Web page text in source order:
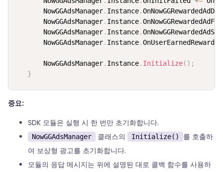
       NowGGAdsManager
. Instance.
       NowGGAdsManager
. Instance.
       NowGGAdsManager
. Instance.
       NowGGAdsManager
. Instance.OnUserEarnedReward
       NowGGAdsManager
. Instance. Initialize( ) ;
}
중요:
SDK 모듈은 실행 시 한 번만 초기화합니다.
NowGGAdsManager 클래스의 Initialize()
를 호출하
여 보상형 광고를 초기화합니다.
모듈의 응답 메시지는 위에 설명된 대로 콜백 함수를 사용하